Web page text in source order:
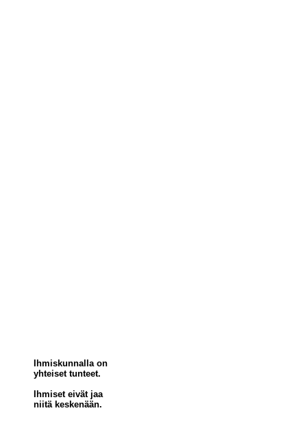
Ihmiskunnalla on
yhteiset tunteet.
Ihmiset eivät jaa
niitä keskenään.